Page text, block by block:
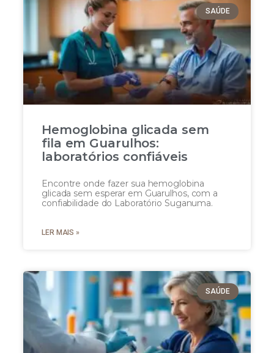
SAÚDE
Hemoglobina glicada sem
fila em Guarulhos:
laboratórios confiáveis
Encontre onde fazer sua hemoglobina
glicada sem esperar em Guarulhos, com a
confiabilidade do Laboratório Suganuma.
LER MAIS »
SAÚDE